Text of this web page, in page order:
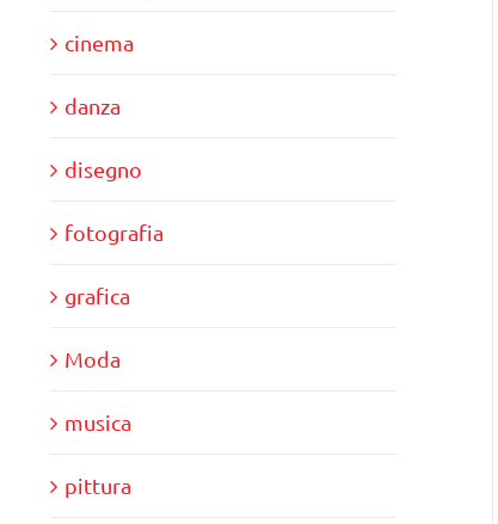
cinema
danza
disegno
fotografia
grafica
Moda
musica
pittura